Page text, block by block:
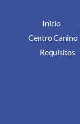
Inicio
Centro Canino
Requisitos